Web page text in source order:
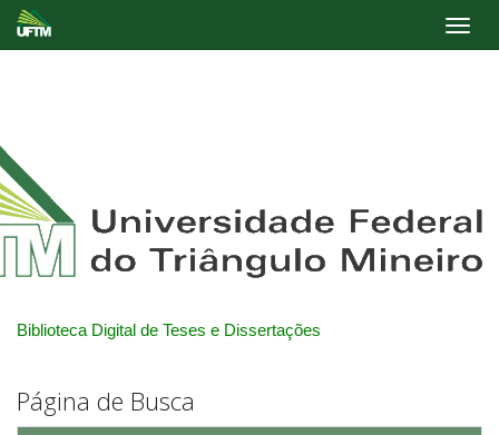
Biblioteca Digital de Teses e Dissertações
Página de Busca